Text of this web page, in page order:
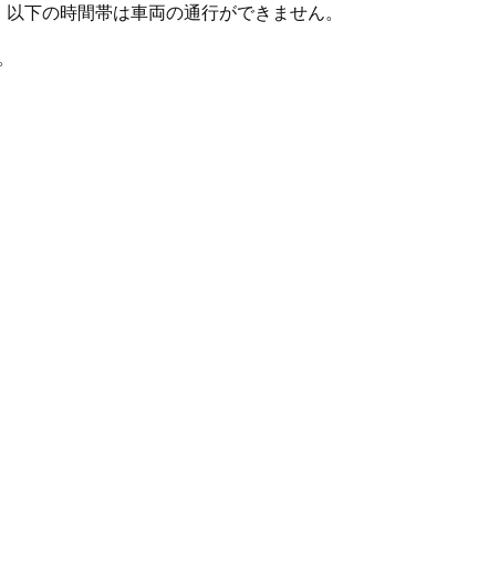
下の時間帯は車両の通行ができません。